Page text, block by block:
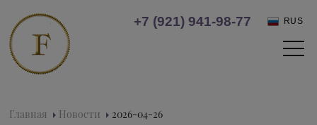
+7 (921) 941-98-77 RUS
Главная Новости 2026-04-26